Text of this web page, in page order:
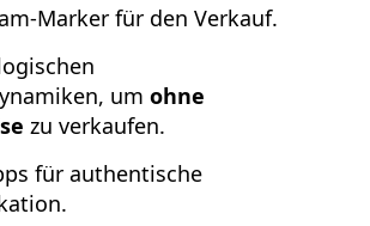
Marker für den Verkauf.
um ohne
zu verkaufen.
für authentische